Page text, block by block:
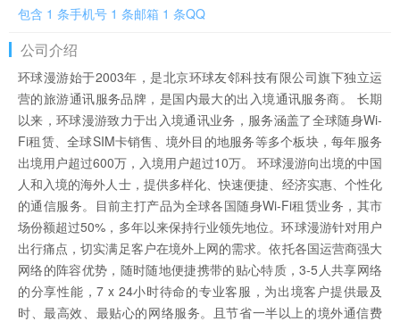
包含 1 条手机号 1 条邮箱 1 条QQ
公司介绍
环球漫游始于2003年，是北京环球友邻科技有限公司旗下独立运
营的旅游通讯服务品牌，是国内最大的出入境通讯服务商。 长期
以来，环球漫游致力于出入境通讯业务，服务涵盖了全球随身Wi-
Fi租赁、全球SIM卡销售、境外目的地服务等多个板块，每年服务
出境用户超过600万，入境用户超过10万。 环球漫游向出境的中国
人和入境的海外人士，提供多样化、快速便捷、经济实惠、个性化
的通信服务。目前主打产品为全球各国随身Wi-Fi租赁业务，其市
场份额超过50%，多年以来保持行业领先地位。环球漫游针对用户
出行痛点，切实满足客户在境外上网的需求。依托各国运营商强大
网络的阵容优势，随时随地便捷携带的贴心特质，3-5人共享网络
的分享性能，7 x 24小时待命的专业客服，为出境客户提供最及
时、最高效、最贴心的网络服务。且节省一半以上的境外通信费